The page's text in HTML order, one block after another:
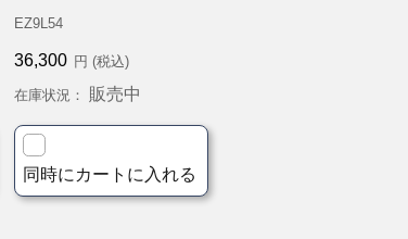
EZ9L54
36,300 円 (税込)
在庫状況： 販売中
同時にカートに入れる